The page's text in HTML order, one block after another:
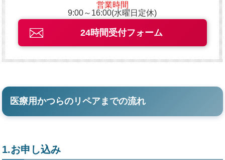
営業時間
9:00～16:00(水曜日定休)
24時間受付フォーム
医療用かつらのリペアまでの流れ
1.お申し込み